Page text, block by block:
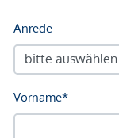
gemachten
Gewähr erfolgen.